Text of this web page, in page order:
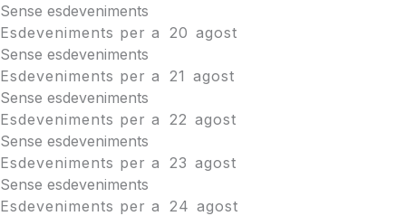
Sense esdeveniments
Esdeveniments per a
20 agost
Sense esdeveniments
Esdeveniments per a
21 agost
Sense esdeveniments
Esdeveniments per a
22 agost
Sense esdeveniments
Esdeveniments per a
23 agost
Sense esdeveniments
Esdeveniments per a
24 agost